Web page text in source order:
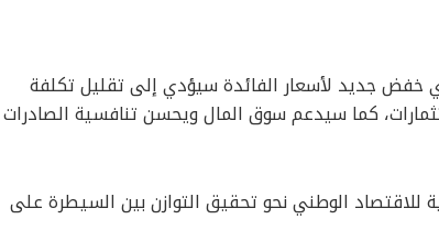
خفض جديد لأسعار الفائدة سيؤدي إلى تقليل تكلفة
كما سيدعم سوق المال ويحسن تنافسية الصادرات
الوطني نحو تحقيق التوازن بين السيطرة على